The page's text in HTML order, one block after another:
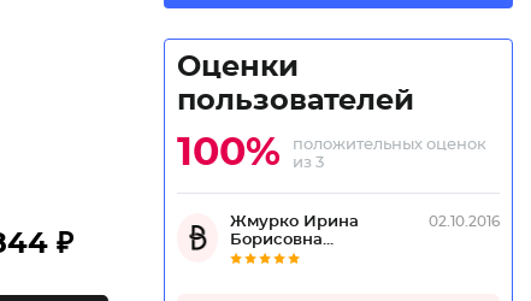
₽
Оценки
пользователей
100%
положительных оценок
из 3
Жмурко Ирина
Борисовна...
02.10.2016